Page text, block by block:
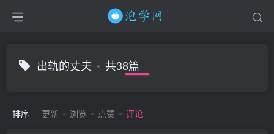
出轨的丈夫 共38篇
排序 更新 浏览 点赞 评论